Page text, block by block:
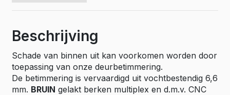
gelakt
Beschrijving
Schade van binnen uit kan voorkomen worden door
toepassing van onze deurbetimmering.
De betimmering is vervaardigd uit vochtbestendig 6,6
mm. BRUIN gelakt berken multiplex en d.m.v. CNC